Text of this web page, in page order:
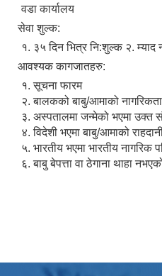
वडा कार्यालय
सेवा शुल्क:
१. ३५ दिन भित्र नि:शुल्क २. म्याद
आवश्यक कागजातहरु:
१. सूचना फारम
२. बालकको बाबु/आमाको
३. अस्पतालमा जन्मेको भएमा उक्त
४. विदेशी भएमा बाबु/आमाको
५. भारतीय भएमा भारतीय नागरिक
६. बाबु बेपत्ता वा ठेगाना थाहा